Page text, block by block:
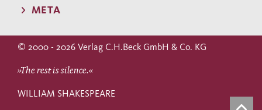
META
© 2000 - 2026 Verlag C.H.Beck GmbH & Co. KG
»The rest is silence.«
WILLIAM SHAKESPEARE